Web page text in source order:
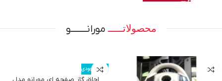
محصولاتـــــمورانــــــــو
اتمام موجودی